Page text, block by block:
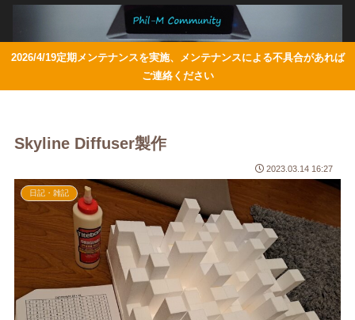
2026/4/19定期メンテナンスを実施、メンテナンスによる不具合があれば
ご連絡ください
Skyline Diffuser製作
2023.03.14 16:27
日記・雑記